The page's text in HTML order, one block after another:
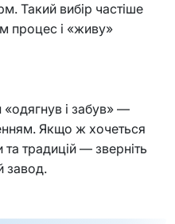
Такий вибір частіше
процес і «живу»
і забув» —
Якщо ж хочеться
та традицій — зверніть
завод.